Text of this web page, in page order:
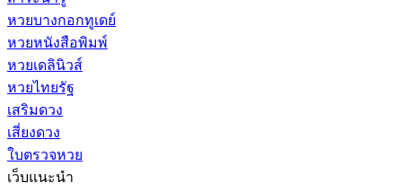
หวยบางกอกทูเดย์
หวยหนังสือพิมพ์
หวยเดลินิวส์
หวยไทยรัฐ
เสริมดวง
เสี่ยงดวง
ใบตรวจหวย
เว็บแนะนำ